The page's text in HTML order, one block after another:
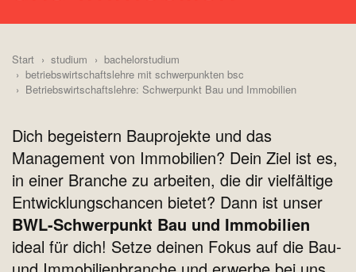
Start studium
bachelorstudium
betriebswirtschaftslehre mit schwerpunkten bsc
Betriebswirtschaftslehre: Schwerpunkt Bau und Immobilien
Dich begeistern Bauprojekte und das
Management von Immobilien? Dein Ziel ist es,
in einer Branche zu arbeiten, die dir vielfältige
Entwicklungschancen bietet? Dann ist unser
BWL-Schwerpunkt Bau und Immobilien
ideal für dich! Setze deinen Fokus auf die Bau-